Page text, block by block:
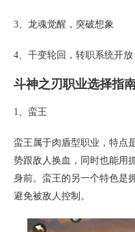
3、龙魂觉醒，突破想象
4、千变轮回，转职系统开放
斗神之刃职业选择指
1、蛮王
蛮王属于肉盾型职业，特点
势跟敌人换血，同时也能用
身前。蛮王的另一个特色是
避免被敌人控制。